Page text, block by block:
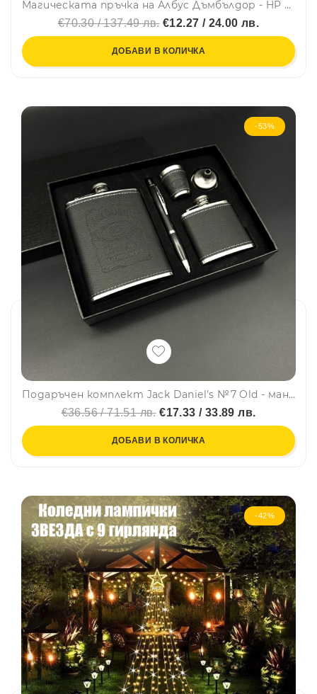
Магическата пръчка на Албус Дъмбълдор - HP ⚡, колекционерска пръчка
€70.30 / 137.49 лв.€12.27 / 24.00 лв.
ДОБАВИ В КОЛИЧКА
-53%
Подаръчен комплект Jack Daniel's №7 Old - манерка, мини манерка, химикалка, чашка, фуния, #2018-4
€36.56 / 71.51 лв.€17.33 / 33.89 лв.
ДОБАВИ В КОЛИЧКА
-42%